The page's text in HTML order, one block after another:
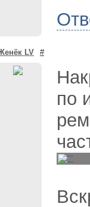
LV #
по